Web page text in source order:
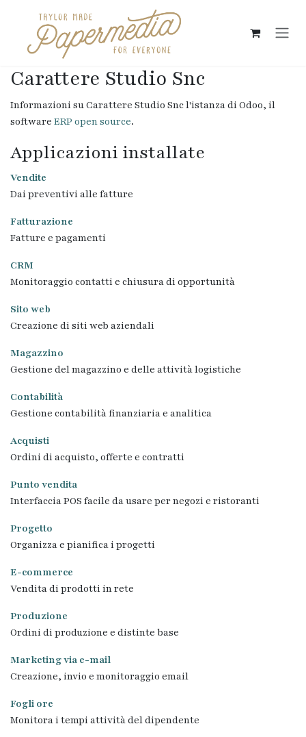
Carattere Studio Snc
Informazioni su Carattere Studio Snc l'istanza di Odoo, il
software ERP open source.
Applicazioni installate
Vendite
Dai preventivi alle fatture
Fatturazione
Fatture e pagamenti
CRM
Monitoraggio contatti e chiusura di opportunità
Sito web
Creazione di siti web aziendali
Magazzino
Gestione del magazzino e delle attività logistiche
Contabilità
Gestione contabilità finanziaria e analitica
Acquisti
Ordini di acquisto, offerte e contratti
Punto vendita
Interfaccia POS facile da usare per negozi e ristoranti
Progetto
Organizza e pianifica i progetti
E-commerce
Vendita di prodotti in rete
Produzione
Ordini di produzione e distinte base
Marketing via e-mail
Creazione, invio e monitoraggio email
Fogli ore
Monitora i tempi attività del dipendente